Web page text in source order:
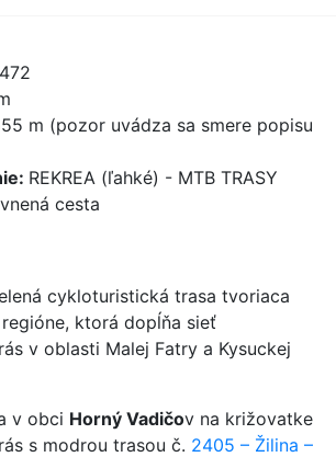
m (pozor uvádza sa smere popisu
REKREA (ľahké) - MTB TRASY
cesta
cykloturistická trasa tvoriaca
ktorá dopĺňa sieť
v oblasti Malej Fatry a Kysuckej
v obci Horný Vadičov na križovatke
s modrou trasou č. 2405 – Žilina –